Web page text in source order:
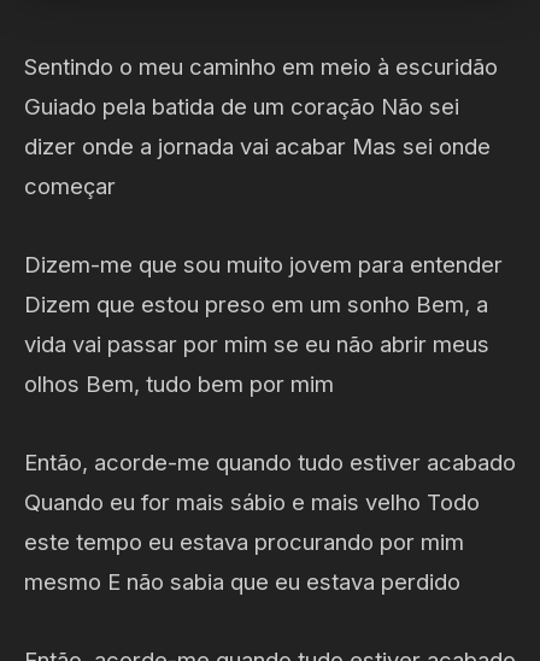
Sentindo o meu caminho em meio à escuridão
Guiado pela batida de um coração Não sei
dizer onde a jornada vai acabar Mas sei onde
começar
Dizem-me que sou muito jovem para entender
Dizem que estou preso em um sonho Bem, a
vida vai passar por mim se eu não abrir meus
olhos Bem, tudo bem por mim
Então, acorde-me quando tudo estiver acabado
Quando eu for mais sábio e mais velho Todo
este tempo eu estava procurando por mim
mesmo E não sabia que eu estava perdido